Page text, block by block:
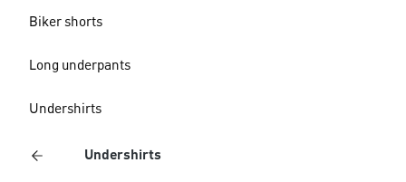
Biker shorts
Long underpants
Undershirts
Undershirts